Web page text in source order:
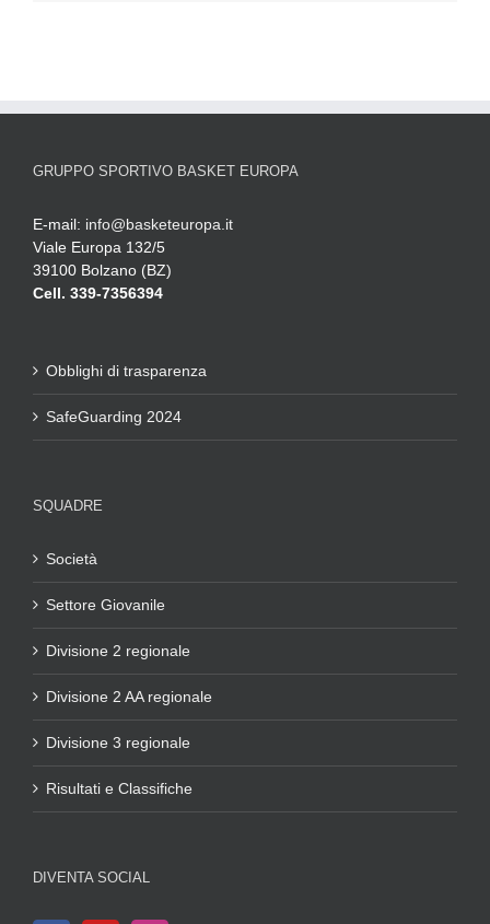
GRUPPO SPORTIVO BASKET EUROPA
E-mail: info@basketeuropa.it
Viale Europa 132/5
39100 Bolzano (BZ)
Cell. 339-7356394
Obblighi di trasparenza
SafeGuarding 2024
SQUADRE
Società
Settore Giovanile
Divisione 2 regionale
Divisione 2 AA regionale
Divisione 3 regionale
Risultati e Classifiche
DIVENTA SOCIAL